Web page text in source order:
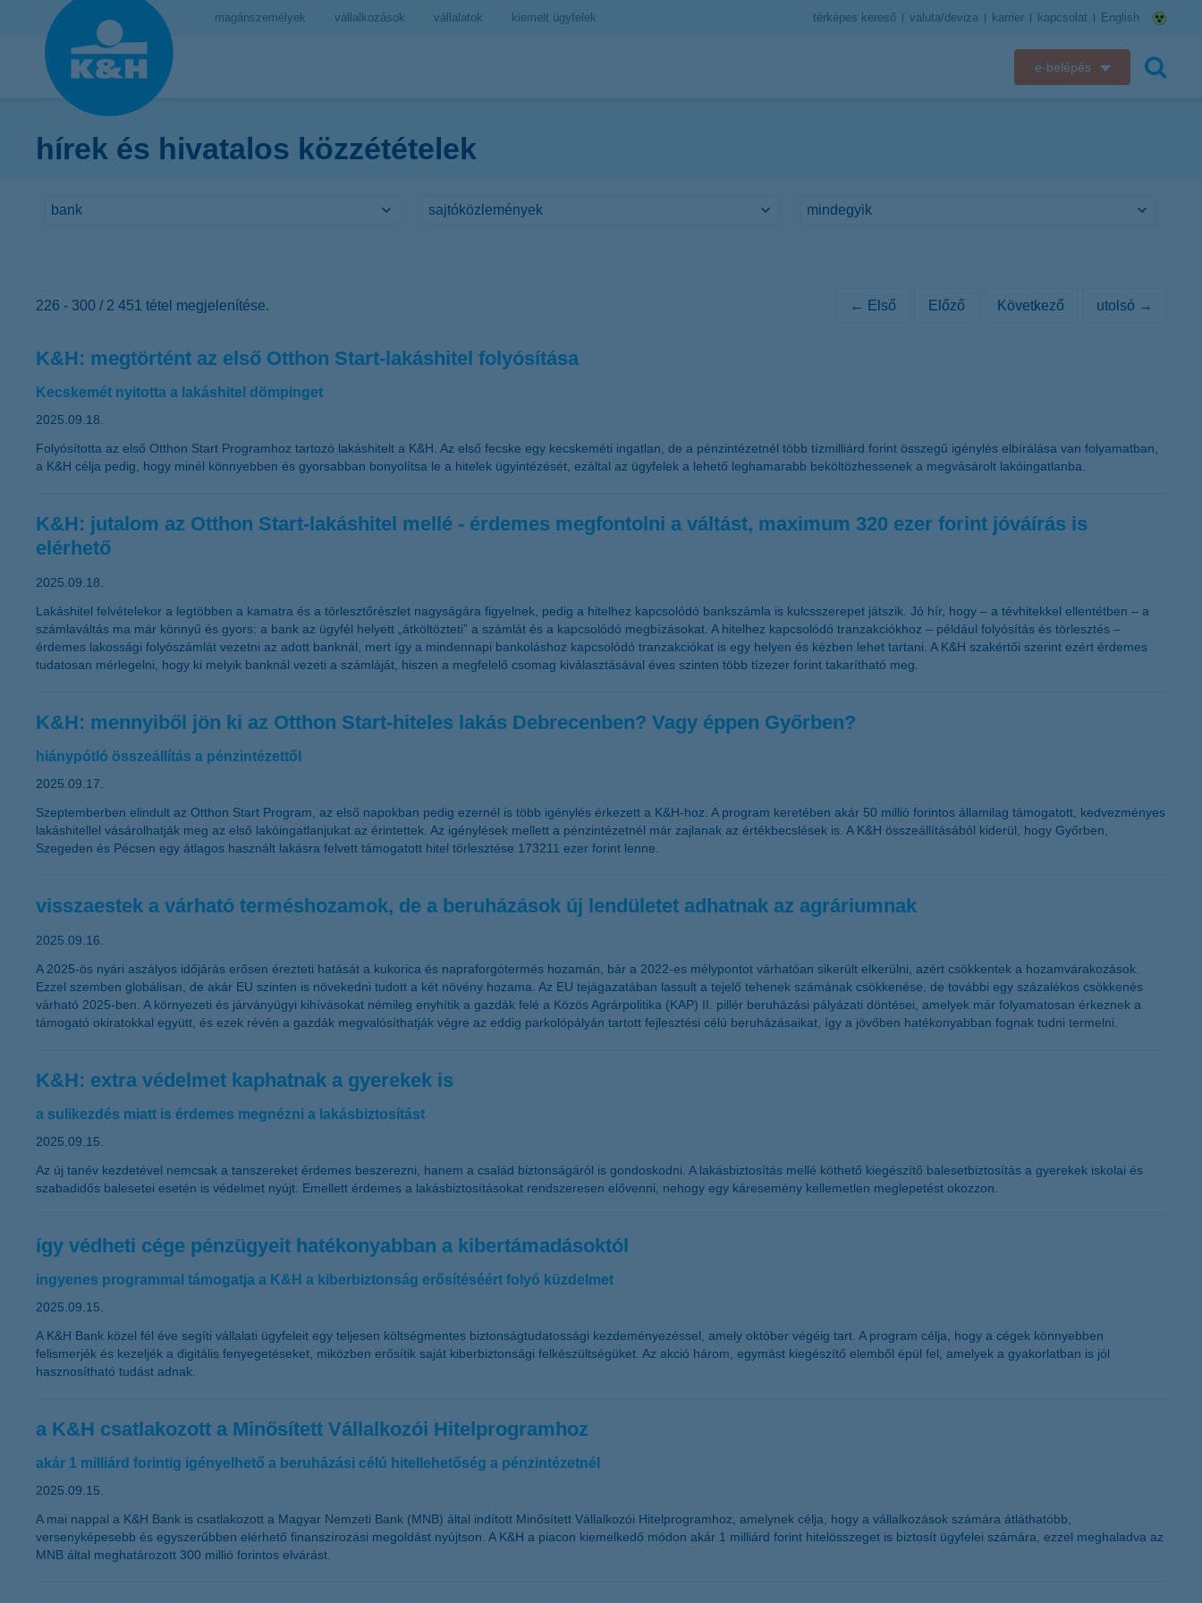
magánszemélyek vállalkozások vállalatok kiemelt ügyfelek térképes kereső valuta/deviza karrier kapcsolat English
e-belépés
hírek és hivatalos közzétételek
226 - 300 / 2 451 tétel megjelenítése. ← Első Előző Következő utolsó →
K&H: megtörtént az első Otthon Start-lakáshitel folyósítása
Kecskemét nyitotta a lakáshitel dömpinget
2025.09.18.
Folyósította az első Otthon Start Programhoz tartozó lakáshitelt a K&H. Az első fecske egy kecskeméti ingatlan, de a pénzintézetnél több tízmilliárd forint összegű igénylés elbírálása van folyamatban,
a K&H célja pedig, hogy minél könnyebben és gyorsabban bonyolítsa le a hitelek ügyintézését, ezáltal az ügyfelek a lehető leghamarabb beköltözhessenek a megvásárolt lakóingatlanba.
K&H: jutalom az Otthon Start-lakáshitel mellé - érdemes megfontolni a váltást, maximum 320 ezer forint jóváírás is
elérhető
2025.09.18.
Lakáshitel felvételekor a legtöbben a kamatra és a törlesztőrészlet nagyságára figyelnek, pedig a hitelhez kapcsolódó bankszámla is kulcsszerepet játszik. Jó hír, hogy – a tévhitekkel ellentétben – a
számlaváltás ma már könnyű és gyors: a bank az ügyfél helyett „átköltözteti” a számlát és a kapcsolódó megbízásokat. A hitelhez kapcsolódó tranzakciókhoz – például folyósítás és törlesztés –
érdemes lakossági folyószámlát vezetni az adott banknál, mert így a mindennapi bankoláshoz kapcsolódó tranzakciókat is egy helyen és kézben lehet tartani. A K&H szakértői szerint ezért érdemes
tudatosan mérlegelni, hogy ki melyik banknál vezeti a számláját, hiszen a megfelelő csomag kiválasztásával éves szinten több tízezer forint takarítható meg.
K&H: mennyiből jön ki az Otthon Start-hiteles lakás Debrecenben? Vagy éppen Győrben?
hiánypótló összeállítás a pénzintézettől
2025.09.17.
Szeptemberben elindult az Otthon Start Program, az első napokban pedig ezernél is több igénylés érkezett a K&H-hoz. A program keretében akár 50 millió forintos államilag támogatott, kedvezményes
lakáshitellel vásárolhatják meg az első lakóingatlanjukat az érintettek. Az igénylések mellett a pénzintézetnél már zajlanak az értékbecslések is. A K&H összeállításából kiderül, hogy Győrben,
Szegeden és Pécsen egy átlagos használt lakásra felvett támogatott hitel törlesztése 173211 ezer forint lenne.
visszaestek a várható terméshozamok, de a beruházások új lendületet adhatnak az agráriumnak
2025.09.16.
A 2025-ös nyári aszályos időjárás erősen érezteti hatását a kukorica és napraforgótermés hozamán, bár a 2022-es mélypontot várhatóan sikerült elkerülni, azért csökkentek a hozamvárakozások.
Ezzel szemben globálisan, de akár EU szinten is növekedni tudott a két növény hozama. Az EU tejágazatában lassult a tejelő tehenek számának csökkenése, de további egy százalékos csökkenés
várható 2025-ben. A környezeti és járványügyi kihívásokat némileg enyhítik a gazdák felé a Közös Agrárpolitika (KAP) II. pillér beruházási pályázati döntései, amelyek már folyamatosan érkeznek a
támogató okiratokkal együtt, és ezek révén a gazdák megvalósíthatják végre az eddig parkolópályán tartott fejlesztési célú beruházásaikat, így a jövőben hatékonyabban fognak tudni termelni.
K&H: extra védelmet kaphatnak a gyerekek is
a sulikezdés miatt is érdemes megnézni a lakásbiztosítást
2025.09.15.
Az új tanév kezdetével nemcsak a tanszereket érdemes beszerezni, hanem a család biztonságáról is gondoskodni. A lakásbiztosítás mellé köthető kiegészítő balesetbiztosítás a gyerekek iskolai és
szabadidős balesetei esetén is védelmet nyújt. Emellett érdemes a lakásbiztosításokat rendszeresen elővenni, nehogy egy káresemény kellemetlen meglepetést okozzon.
így védheti cége pénzügyeit hatékonyabban a kibertámadásoktól
ingyenes programmal támogatja a K&H a kiberbiztonság erősítéséért folyó küzdelmet
2025.09.15.
A K&H Bank közel fél éve segíti vállalati ügyfeleit egy teljesen költségmentes biztonságtudatossági kezdeményezéssel, amely október végéig tart. A program célja, hogy a cégek könnyebben
felismerjék és kezeljék a digitális fenyegetéseket, miközben erősítik saját kiberbiztonsági felkészültségüket. Az akció három, egymást kiegészítő elemből épül fel, amelyek a gyakorlatban is jól
hasznosítható tudást adnak.
a K&H csatlakozott a Minősített Vállalkozói Hitelprogramhoz
akár 1 milliárd forintig igényelhető a beruházási célú hitellehetőség a pénzintézetnél
2025.09.15.
A mai nappal a K&H Bank is csatlakozott a Magyar Nemzeti Bank (MNB) által indított Minősített Vállalkozói Hitelprogramhoz, amelynek célja, hogy a vállalkozások számára átláthatóbb,
versenyképesebb és egyszerűbben elérhető finanszírozási megoldást nyújtson. A K&H a piacon kiemelkedő módon akár 1 milliárd forint hitelösszeget is biztosít ügyfelei számára, ezzel meghaladva az
MNB által meghatározott 300 millió forintos elvárást.